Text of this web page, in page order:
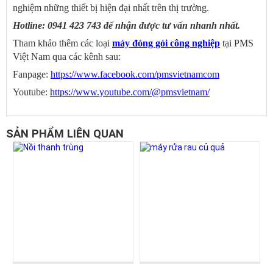
nghiệm những thiết bị hiện đại nhất trên thị trường.
Hotline: 0941 423 743 để nhận được tư vấn nhanh nhất.
Tham khảo thêm các loại máy đóng gói công nghiệp tại PMS
Việt Nam qua các kênh sau:
Fanpage: https://www.facebook.com/pmsvietnamcom
Youtube: https://www.youtube.com/@pmsvietnam/
SẢN PHẨM LIÊN QUAN